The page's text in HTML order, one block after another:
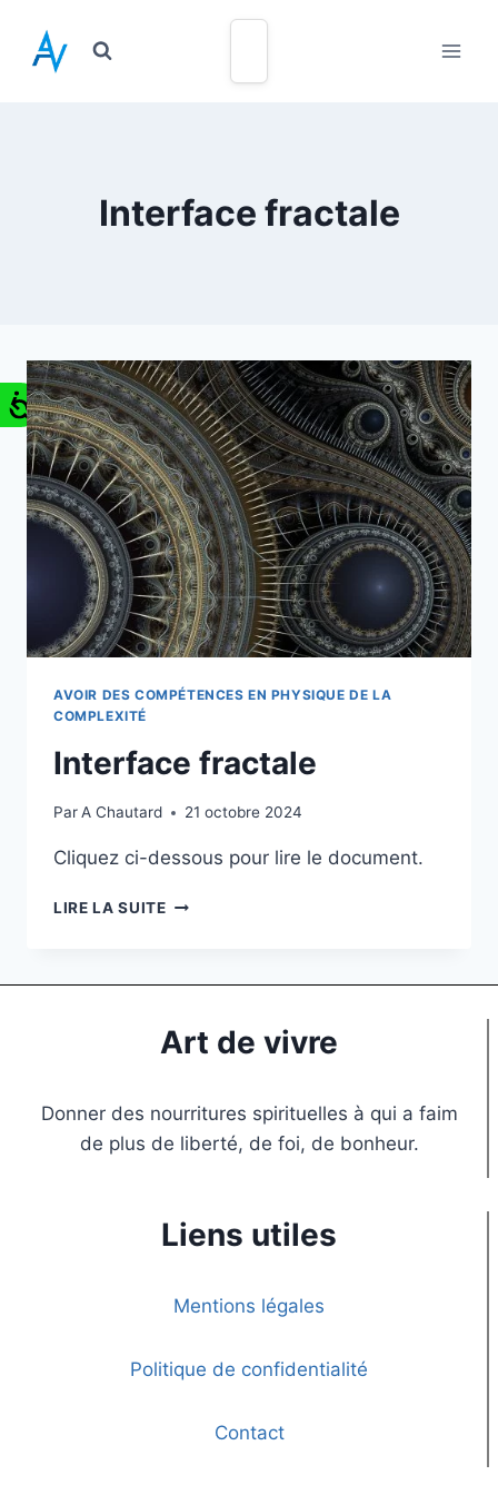
Interface fractale
AVOIR DES COMPÉTENCES EN PHYSIQUE DE LA
COMPLEXITÉ
Interface fractale
ParA Chautard 21 octobre 2024
Cliquez ci-dessous pour lire le document.
LIRE LA SUITE
Art de vivre
Donner des nourritures spirituelles à qui a faim
de plus de liberté, de foi, de bonheur.
Liens utiles
Mentions légales
Politique de confidentialité
Contact